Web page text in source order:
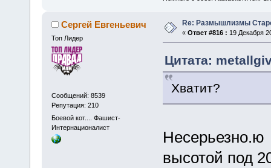
Сергей Евгеньевич
Топ Лидер
Сообщений: 8539
Репутация: 210
Боевой кот.... Фашист-
Интернационалист
Re: Размышлизмы
« Ответ #816 : 19 Декабря
Цитата:
Хватит?
высотой под